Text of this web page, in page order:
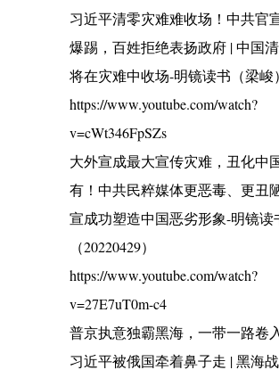
习近平清零灾难难收场！中共官
爆踢，百姓拒绝表扬政府 | 中国
将在灾难中收场-明镜读书（梁峻）
https://www.youtube.com/watch?
v=cWt346FpSZs
大外宣成最大宣传灾难，丑化中
有！中共民粹媒体更恶毒、更丑
宣成功塑造中国恶劣形象-明镜读
（20220429）
https://www.youtube.com/watch?
v=27E7uT0m-c4
普京执意独霸黑海，一带一路卷
习近平被俄国牵着鼻子走 | 黑海